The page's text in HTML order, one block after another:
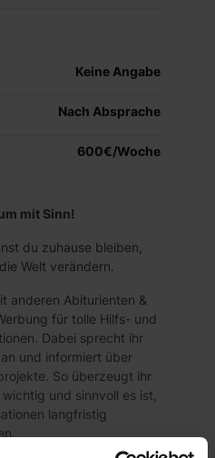
Keine Angabe
Nach Absprache
600€/Woche
mit Sinn!
du zuhause bleiben,
Welt verändern.
anderen Abiturienten &
für tolle Hilfs- und
Dabei sprecht ihr
und informiert über
So überzeugt ihr
und sinnvoll es ist,
langfristig